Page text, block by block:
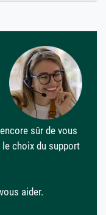
sûr de vous
choix du support
aider.